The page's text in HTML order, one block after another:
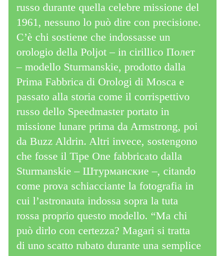
russo durante quella celebre missione del
1961, nessuno lo può dire con precisione.
C’è chi sostiene che indossasse un
orologio della Poljot – in cirillico Полет
– modello Sturmanskie, prodotto dalla
Prima Fabbrica di Orologi di Mosca e
passato alla storia come il corrispettivo
russo dello Speedmaster portato in
missione lunare prima da Armstrong, poi
da Buzz Aldrin. Altri invece, sostengono
che fosse il Tipe One fabbricato dalla
Sturmanskie – Штурманские –, citando
come prova schiacciante la fotografia in
cui l’astronauta indossa sopra la tuta
rossa proprio questo modello. “Ma chi
può dirlo con certezza? Magari si tratta
di uno scatto rubato durante una semplice